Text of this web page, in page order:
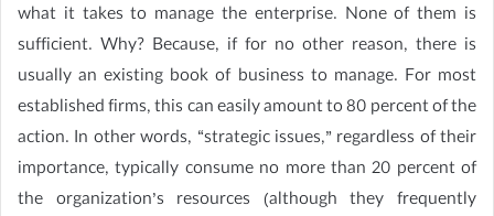
what it takes to manage the enterprise. None of them is
sufficient. Why? Because, if for no other reason, there is
usually an existing book of business to manage. For most
established firms, this can easily amount to 80 percent of the
action. In other words, “strategic issues,” regardless of their
importance, typically consume no more than 20 percent of
the organization’s resources (although they frequently